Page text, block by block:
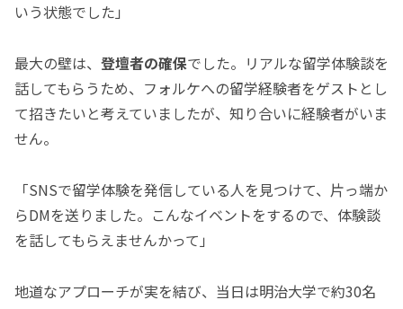
いう状態でした」
最大の壁は、 登壇者の確保でした。リアルな留学体験談を
話してもらうため、フォルケへの留学経験者をゲストとし
て招きたいと考えていましたが、知り合いに経験者がいま
せん。
「SNSで留学体験を発信している人を見つけて、片っ端か
らDMを送りました。こんなイベントをするので、体験談
を話してもらえませんかって」
地道なアプローチが実を結び、当日は明治大学で約30名